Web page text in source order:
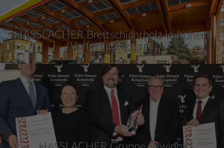
HASSLACHER Brettschichtholz in hohem
Vorfertigungsgrad